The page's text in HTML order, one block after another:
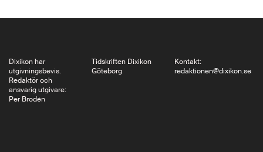
Dixikon har
utgivningsbevis.
Redaktör och
ansvarig utgivare:
Per Brodén
Tidskriften Dixikon
Göteborg
Kontakt:
redaktionen@dixikon.se